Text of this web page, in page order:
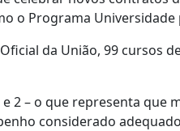
o Programa Universidade
da União, 99 cursos
2 – o que representa que
considerado